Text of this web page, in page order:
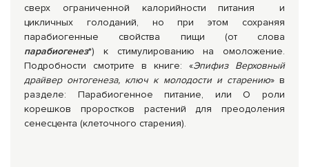
сверх ограниченной калорийности питания и
цикличных голоданий, но при этом сохраняя
парабиогенные свойства пищи (от слова
парабиогенез*) к стимулированию на омоложение.
Подробности смотрите в книге: «Эпифиз Верховный
драйвер онтогенеза, ключ к молодости и старению» в
разделе: Парабиогенное питание, или О роли
корешков проростков растений для преодоления
сенесцента (клеточного старения).